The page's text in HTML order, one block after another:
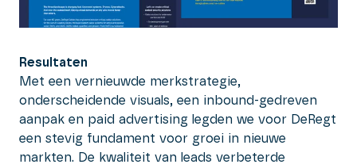
Resultaten
Met een vernieuwde merkstrategie,
onderscheidende visuals, een inbound-gedreven
aanpak en paid advertising legden we voor DeRegt
een stevig fundament voor groei in nieuwe
markten. De kwaliteit van leads verbeterde